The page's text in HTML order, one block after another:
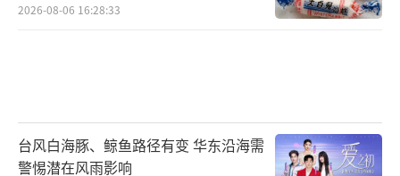
2026-08-06 16:28:33
台风白海豚、鲸鱼路径有变 华东沿海需
警惕潜在风雨影响